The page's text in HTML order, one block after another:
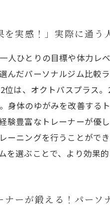
実感！」実際に通う
人ひとりの目標や体力レ
んだパーソナルジム比較
位は、オクトパスプラス
身体のゆがみを改善する
験豊富なトレーナーが優
ーニングを行うことがで
を選ぶことで、より効果
ーが鍛える！パーソ